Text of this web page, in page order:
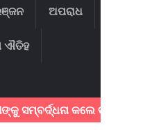
ଅପରାଧ
ଐତିହ
କଲେ ବରଗଡ ସାଂସଦ:୩ଟି